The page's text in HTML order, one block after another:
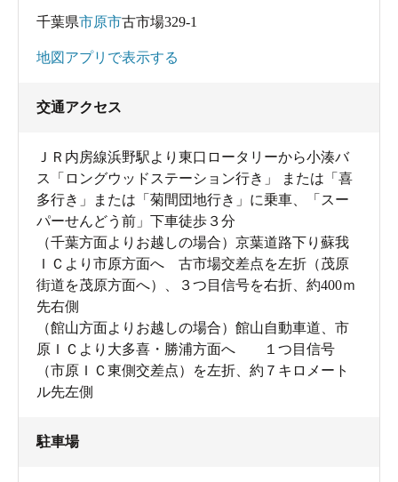
一休みしたら1階に降りて、今度は大浴場へ行ってみま
しょう！
お風呂がいろいろ、「市原温泉 湯楽の里」の内湯を楽し
「市原温泉 湯楽の里」の大浴場には、スーパー銭湯に
千葉県市原市古市場329-1
地図アプリで表示する
交通アクセス
ＪＲ内房線浜野駅より東口ロータリーから小湊バ
ス「ロングウッドステーション行き」 または「喜
多行き」または「菊間団地行き」に乗車、「スー
パーせんどう前」下車徒歩３分
（千葉方面よりお越しの場合）京葉道路下り蘇我
ＩＣより市原方面へ 古市場交差点を左折（茂原
街道を茂原方面へ）、３つ目信号を右折、約400ｍ
先右側
（館山方面よりお越しの場合）館山自動車道、市
原ＩＣより大多喜・勝浦方面へ １つ目信号
（市原ＩＣ東側交差点）を左折、約７キロメート
ル先左側
駐車場